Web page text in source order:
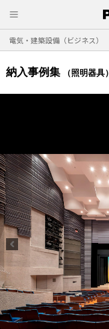
電気・建築設備（ビジネス）
納入事例集 （照明器具）